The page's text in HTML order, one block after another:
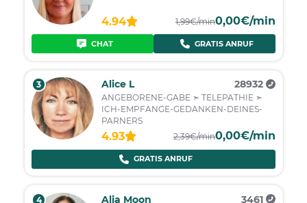
4.94 1,99€/min0,00€/min
CHAT GRATIS ANRUF
3 Alice L 28932
ANGEBORENE-GABE ➣ TELEPATHIE ➣
ICH-EMPFANGE-GEDANKEN-DEINES-
PARNERS
4.93 2,39€/min0,00€/min
GRATIS ANRUF
4 Alia Moon 3461